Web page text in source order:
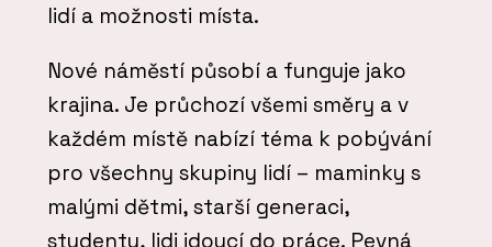
lidí a možnosti místa.
Nové náměstí působí a funguje jako
krajina. Je průchozí všemi směry a v
každém místě nabízí téma k pobývání
pro všechny skupiny lidí – maminky s
malými dětmi, starší generaci,
studenty, lidi jdoucí do práce. Pevná